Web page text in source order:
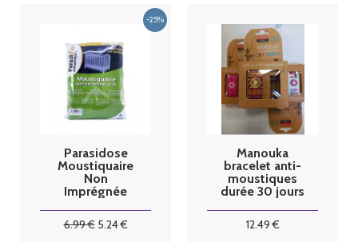
Parasidose
Moustiquaire
Non
Imprégnée
Berceau et Lit
6.99€ 5.24€
Manouka
bracelet anti-
moustiques
durée 30 jours
rosés
12.49€